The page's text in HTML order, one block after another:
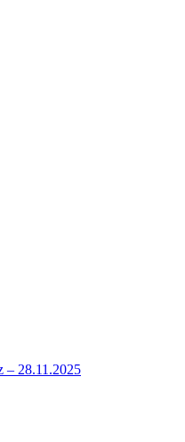
– 28.11.2025